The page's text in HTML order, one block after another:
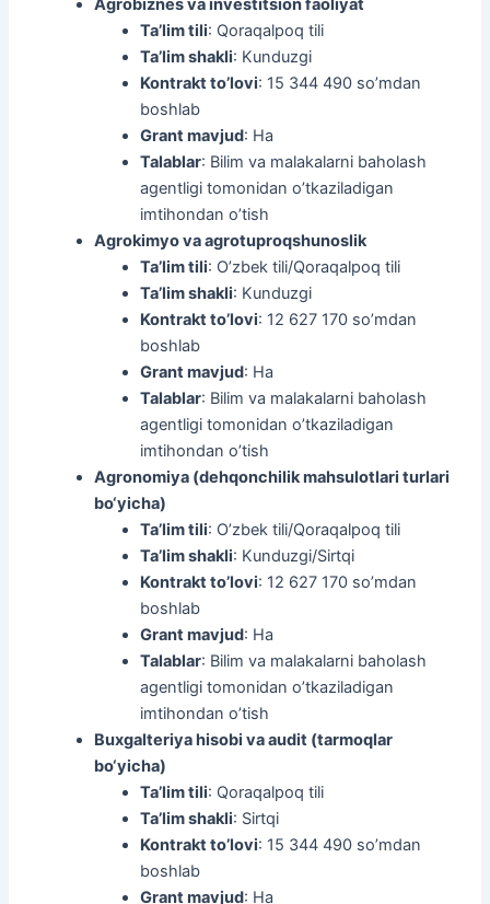
Ta’lim tili: Qoraqalpoq tili
Ta’lim shakli: Kunduzgi
Kontrakt to’lovi: 15 344 490 so’mdan
boshlab
Grant mavjud: Ha
Talablar: Bilim va malakalarni baholash
agentligi tomonidan o’tkaziladigan
imtihondan o’tish
Agrokimyo va agrotuproqshunoslik
Ta’lim tili: O’zbek tili/Qoraqalpoq tili
Ta’lim shakli: Kunduzgi
Kontrakt to’lovi: 12 627 170 so’mdan
boshlab
Grant mavjud: Ha
Talablar: Bilim va malakalarni baholash
agentligi tomonidan o’tkaziladigan
imtihondan o’tish
Agronomiya (dehqonchilik mahsulotlari turlari
bo‘yicha)
Ta’lim tili: O’zbek tili/Qoraqalpoq tili
Ta’lim shakli: Kunduzgi/Sirtqi
Kontrakt to’lovi: 12 627 170 so’mdan
boshlab
Grant mavjud: Ha
Talablar: Bilim va malakalarni baholash
agentligi tomonidan o’tkaziladigan
imtihondan o’tish
Buxgalteriya hisobi va audit (tarmoqlar
bo‘yicha)
Ta’lim tili: Qoraqalpoq tili
Ta’lim shakli: Sirtqi
Kontrakt to’lovi: 15 344 490 so’mdan
boshlab
Grant mavjud: Ha